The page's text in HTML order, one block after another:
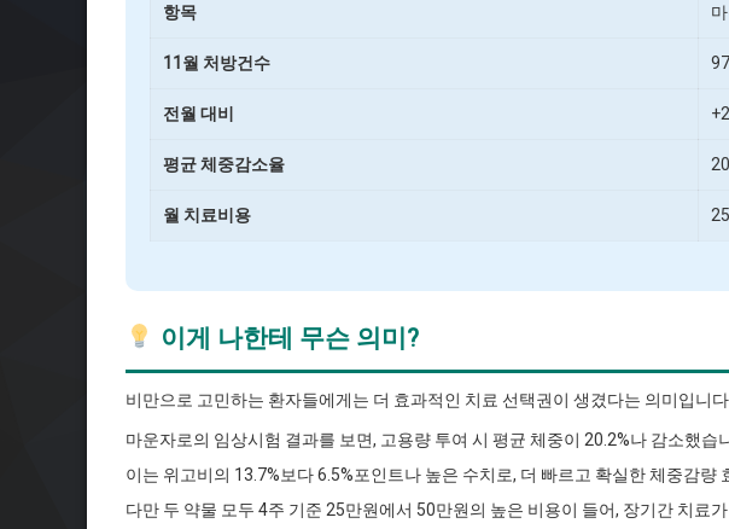
항목
11월 처방건수
전월 대비
평균 체중감소율
월 치료비용
이게 나한테 무슨 의미?
비만으로 고민하는 환자들에게는 더 효과적인 치료 선택권이 생겼다는 의미입니다.
마운자로의 임상시험 결과를 보면, 고용량 투여 시 평균 체중이 20.2%나 감소했습
이는 위고비의 13.7%보다 6.5%포인트나 높은 수치로, 더 빠르고 확실한 체중감량
다만 두 약물 모두 4주 기준 25만원에서 50만원의 높은 비용이 들어, 장기간 치료